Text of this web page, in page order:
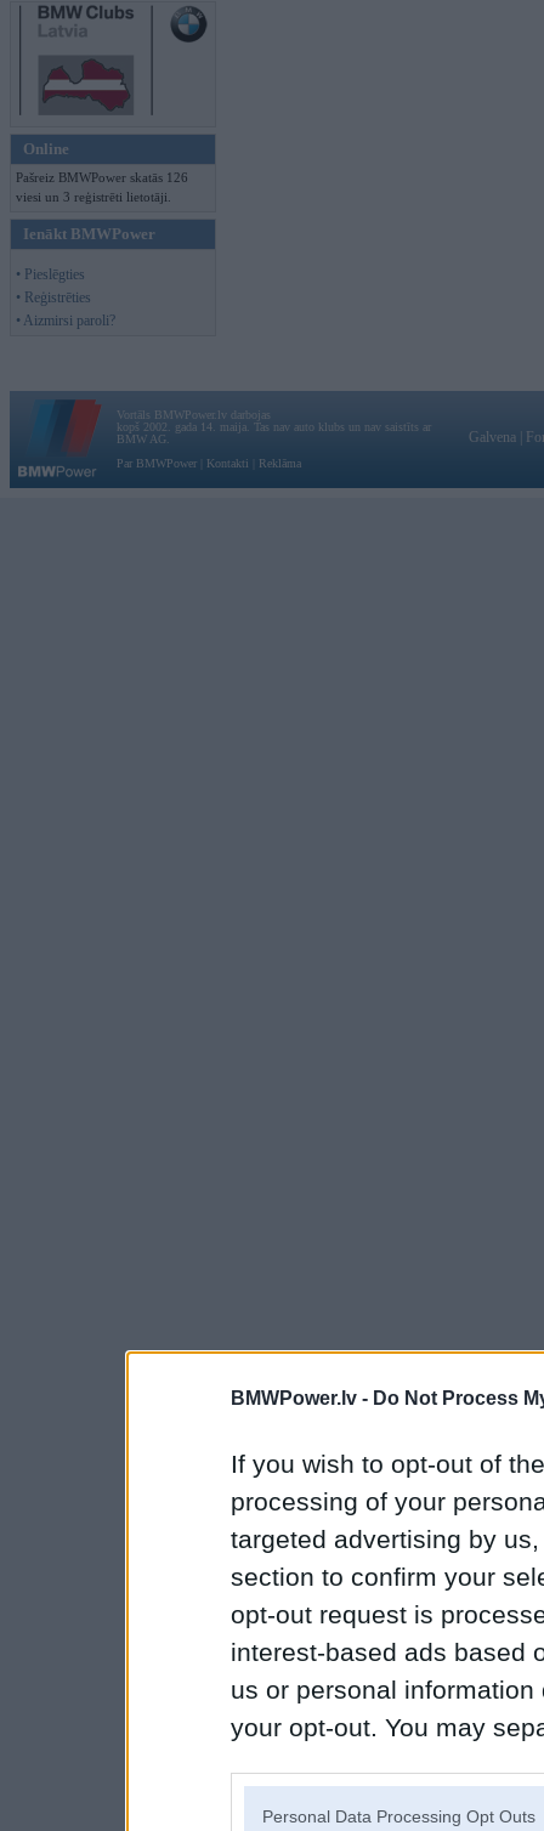
BMWPower.lv - Do Not Process
If you wish to opt-out of
processing of your
targeted advertising by
section to confirm your
opt-out request is
interest-based ads based
us or personal
your opt-out. You may
Personal Data Processing Opt Outs
Online
Pašreiz BMWPower skatās 126
viesi un 3 reģistrēti lietotāji.
Ienākt BMWPower
• Pieslēgties
• Reģistrēties
• Aizmirsi paroli?
Vortāls BMWPower.lv darbojas
kopš 2002. gada 14. maija. Tas nav auto klubs un nav saistīts ar
BMW AG.
Par BMWPower
Kontakti Reklāma
Galvena